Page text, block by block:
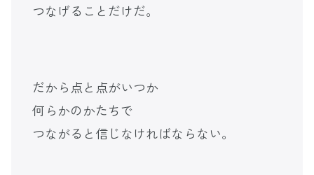
つなげることだけだ。
だから点と点がいつか
何らかのかたちで
つながると信じなければならない。